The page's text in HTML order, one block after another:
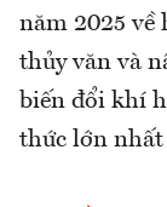
năm 2025 về
thủy văn và
biến đổi khí
thức lớn nhất